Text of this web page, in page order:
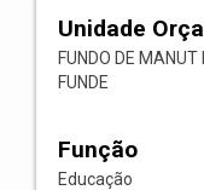
Unidade
FUNDO DE
FUNDE
Função
Educação